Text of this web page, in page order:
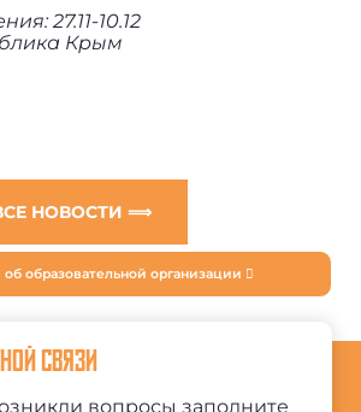
27.11-10.12
Крым
НОВОСТИ ⟹
образовательной организации
СВЯЗИ
вопросы заполните